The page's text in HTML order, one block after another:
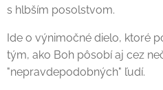
s hlbším posolstvom.
Ide o výnimočné dielo, ktoré
tým, ako Boh pôsobí aj cez
"nepravdepodobných" ľudí.